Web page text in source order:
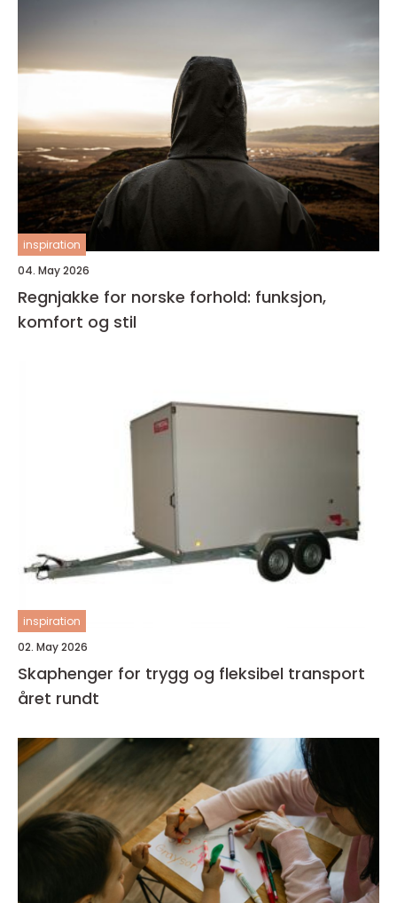
inspiration
04. May 2026
Regnjakke for norske forhold: funksjon,
komfort og stil
inspiration
02. May 2026
Skaphenger for trygg og fleksibel transport
året rundt